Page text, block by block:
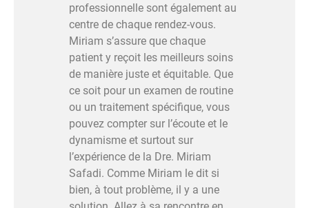
professionnelle sont également au
centre de chaque rendez-vous.
Miriam s’assure que chaque
patient y reçoit les meilleurs soins
de manière juste et équitable. Que
ce soit pour un examen de routine
ou un traitement spécifique, vous
pouvez compter sur l’écoute et le
dynamisme et surtout sur
l’expérience de la Dre. Miriam
Safadi. Comme Miriam le dit si
bien, à tout problème, il y a une